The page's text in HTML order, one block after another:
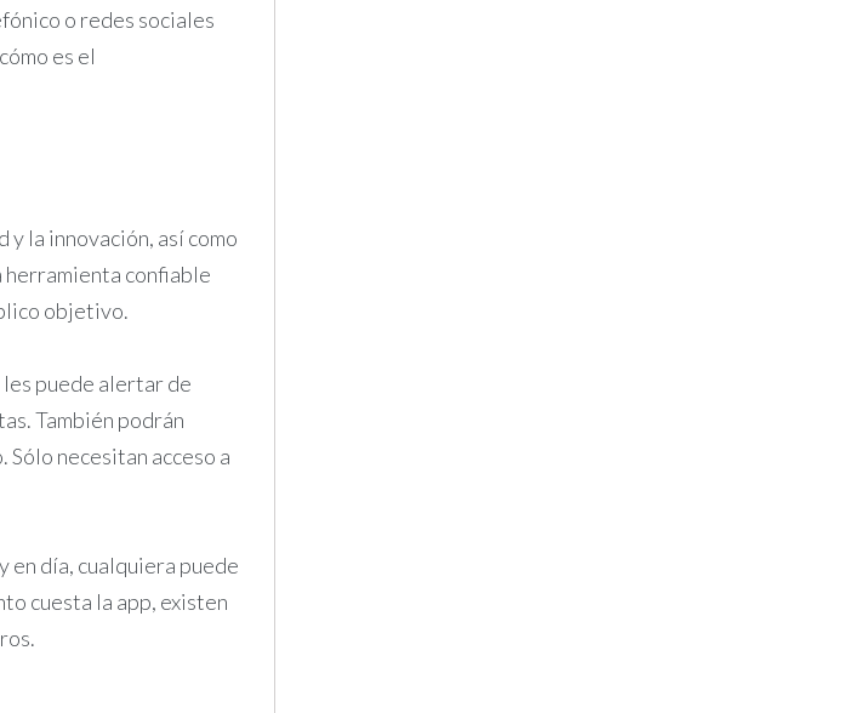
o redes sociales
es el
y la innovación, así como
herramienta confiable
objetivo.
les puede alertar de
También podrán
necesitan acceso a
en día, cualquiera puede
cuesta la app, existen